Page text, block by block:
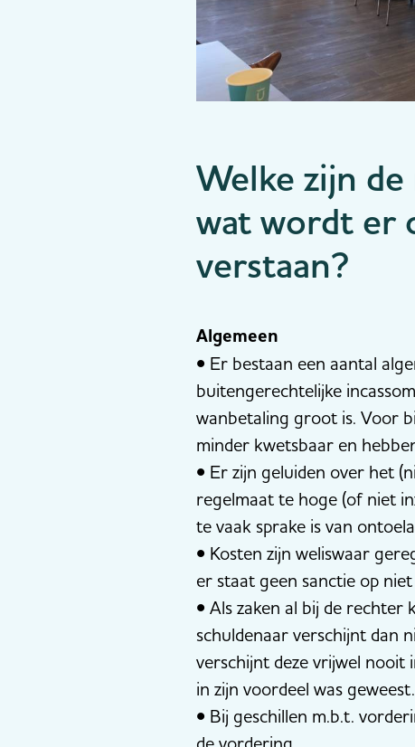
Welke zijn
wat wordt er
verstaan?
Algemeen
• Er bestaan een aantal
buitengerechtelijke
wanbetaling groot is. Voor
minder kwetsbaar en
• Er zijn geluiden over het
regelmaat te hoge (of niet
te vaak sprake is van
• Kosten zijn weliswaar
er staat geen sanctie op
• Als zaken al bij de rechter
schuldenaar verschijnt dan
verschijnt deze vrijwel nooit
in zijn voordeel was geweest.
• Bij geschillen m.b.t.